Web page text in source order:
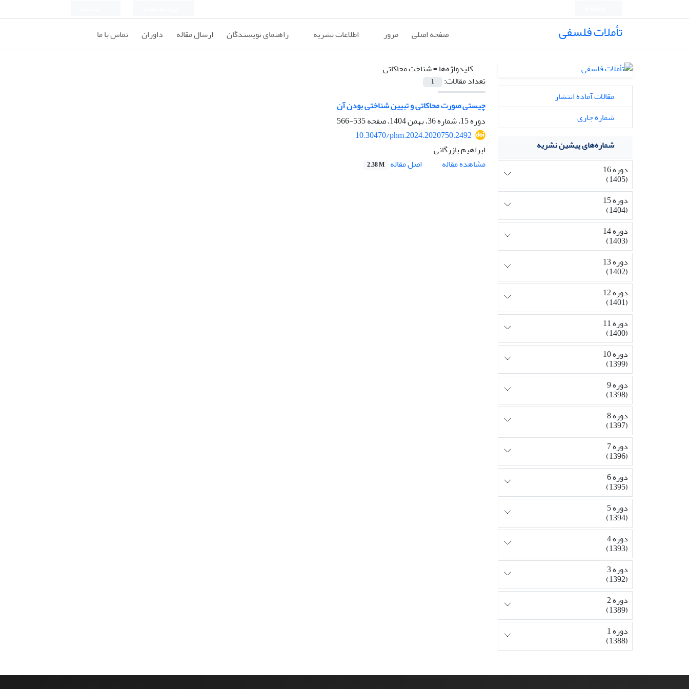
تأملات فلسفی صفحه اصلی مرور اطلاعات نشریه راهنمای نویسندگان ارسال مقاله داوران تماس با ما
کلیدواژه‌ها =شناخت محاکاتی
تعداد مقالات:
1
چیستی صورت محاکاتی و تبیین شناختی بودن آن
دوره 15، شماره 36، بهمن 1404، صفحه
535-566
10.30470/phm.2024.2020750.2492
ابراهیم بازرگانی
مشاهده مقاله
اصل مقاله 2.38 M
مقالات آماده انتشار
شماره جاری
شماره‌های پیشین نشریه
دوره 16
(1405)
دوره 15
(1404)
دوره 14
(1403)
دوره 13
(1402)
دوره 12
(1401)
دوره 11
(1400)
دوره 10
(1399)
دوره 9
(1398)
دوره 8
(1397)
دوره 7
(1396)
دوره 6
(1395)
دوره 5
(1394)
دوره 4
(1393)
دوره 3
(1392)
دوره 2
(1389)
دوره 1
(1388)